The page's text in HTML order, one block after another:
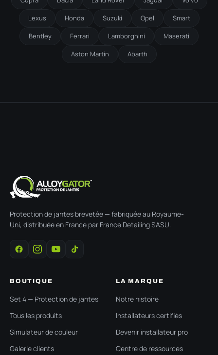
Lexus Honda Suzuki Opel Smart
Bentley Ferrari Lamborghini Maserati
Aston Martin Abarth
Protection de jantes brevetée — fabriquée au Royaume-
Uni, distribuée en France par France Detailing SASU.
BOUTIQUE
Set 4 — Protection de jantes
Tous les produits
Simulateur de couleur
Galerie clients
LA MARQUE
Notre histoire
Installateurs certifiés
Devenir installateur pro
Centre de ressources